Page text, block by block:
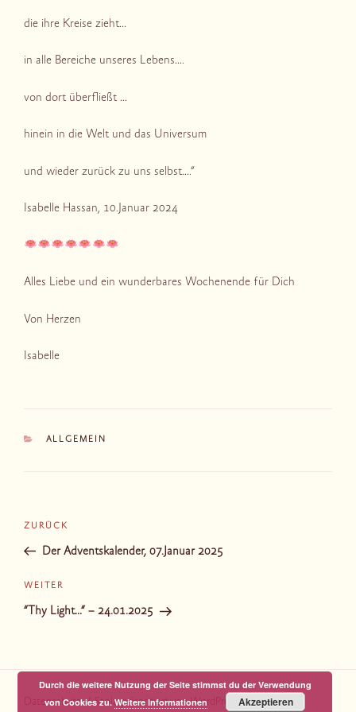
die ihre Kreise zieht…
in alle Bereiche unseres Lebens….
von dort überfließt …
hinein in die Welt und das Universum
und wieder zurück zu uns selbst….“
Isabelle Hassan, 10.Januar 2024
Alles Liebe und ein wunderbares Wochenende für Dich
Von Herzen
Isabelle
KATEGORIEN
ALLGEMEIN
Beitragsnavigation
Vorheriger
Beitrag
ZURÜCK
Der Adventskalender, 07.Januar 2025
Nächster
Beitrag
WEITER
“Thy Light…“ – 24.01.2025
Datenschutz Stolz präsentiert von WordPress
Durch die weitere Nutzung der Seite stimmst du der Verwendung
von Cookies zu.Weitere Informationen Akzeptieren